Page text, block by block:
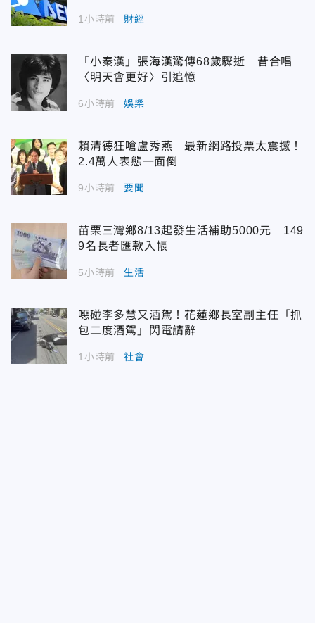
1小時前 財經
「小秦漢」張海漢驚傳68歲驟逝 昔合唱
〈明天會更好〉引追憶
6小時前 娛樂
賴清德狂嗆盧秀燕 最新網路投票太震撼！
2.4萬人表態一面倒
9小時前 要聞
苗栗三灣鄉8/13起發生活補助5000元 149
9名長者匯款入帳
5小時前 生活
噁碰李多慧又酒駕！花蓮鄉長室副主任「抓
包二度酒駕」閃電請辭
1小時前 社會